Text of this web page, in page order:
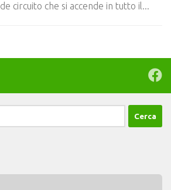
circuito che si accende in tutto il...